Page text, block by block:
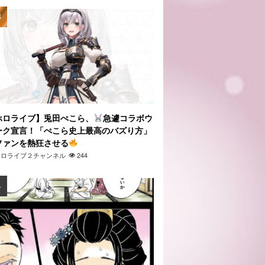
ライブ】兎田ぺこら、
急遽コラボウ
宣言！「ぺこら史上最高のバズり方」
ァンを熱狂させる
ライブ２チャンネル 244